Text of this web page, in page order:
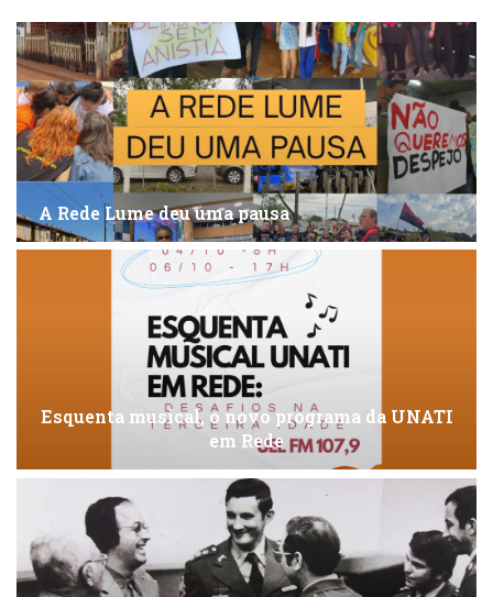
A Rede Lume deu uma pausa
Esquenta musical, o novo programa da UNATI
em Rede